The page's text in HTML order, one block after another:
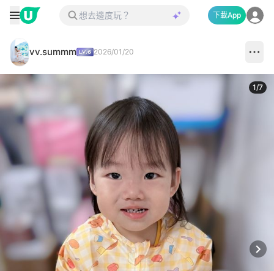
下載App
vv.summm 2026/01/20
1/7